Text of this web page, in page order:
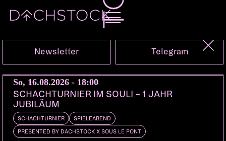
Fr, 12.12.2025
Newsletter Telegram
So, 16.08.2026 - 18:00
SCHACHTURNIER IM SOULI – 1 JAHR
JUBILÄUM
SCHACHTURNIER SPIELEABEND
PRESENTED BY DACHSTOCK X SOUS LE PONT